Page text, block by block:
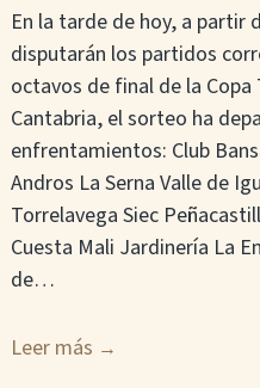
En la tarde de hoy, a partir
disputarán los partidos
octavos de final de la
Cantabria, el sorteo ha
enfrentamientos: Club
Andros La Serna Valle de
Torrelavega Siec
Cuesta Mali Jardinería La
de…
Leer más